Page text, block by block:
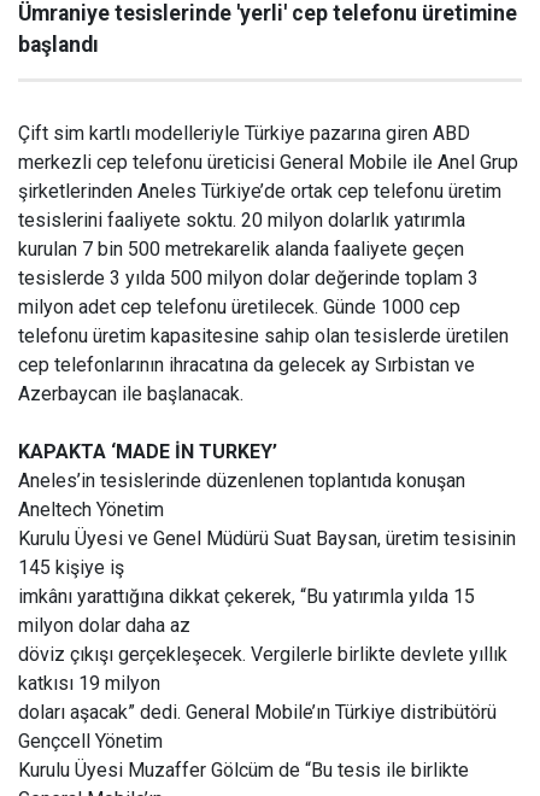
Ümraniye tesislerinde 'yerli' cep telefonu üretimine
başlandı
Çift sim kartlı modelleriyle Türkiye pazarına giren ABD
merkezli cep telefonu üreticisi General Mobile ile Anel Grup
şirketlerinden Aneles Türkiye’de ortak cep telefonu üretim
tesislerini faaliyete soktu. 20 milyon dolarlık yatırımla
kurulan 7 bin 500 metrekarelik alanda faaliyete geçen
tesislerde 3 yılda 500 milyon dolar değerinde toplam 3
milyon adet cep telefonu üretilecek. Günde 1000 cep
telefonu üretim kapasitesine sahip olan tesislerde üretilen
cep telefonlarının ihracatına da gelecek ay Sırbistan ve
Azerbaycan ile başlanacak.
KAPAKTA ‘MADE İN TURKEY’
Aneles’in tesislerinde düzenlenen toplantıda konuşan
Aneltech Yönetim
Kurulu Üyesi ve Genel Müdürü Suat Baysan, üretim tesisinin
145 kişiye iş
imkânı yarattığına dikkat çekerek, “Bu yatırımla yılda 15
milyon dolar daha az
döviz çıkışı gerçekleşecek. Vergilerle birlikte devlete yıllık
katkısı 19 milyon
doları aşacak” dedi. General Mobile’ın Türkiye distribütörü
Gençcell Yönetim
Kurulu Üyesi Muzaffer Gölcüm de “Bu tesis ile birlikte